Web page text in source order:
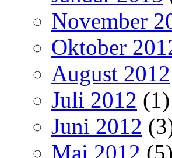
November
Oktober
August 2012
Juli 2012 (1)
Juni 2012
Mai 2012 (5)